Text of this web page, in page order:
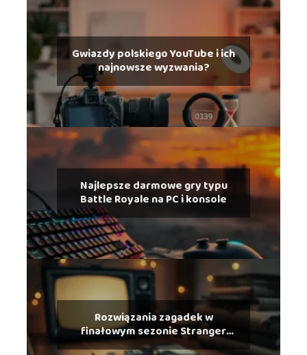
Gwiazdy polskiego YouTube i ich
najnowsze wyzwania?
Najlepsze darmowe gry typu
Battle Royale na PC i konsole
Rozwiązania zagadek w
finałowym sezonie Stranger
Things